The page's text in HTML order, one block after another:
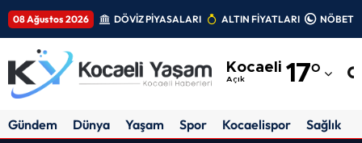
08 Ağustos 2026 DÖVİZ PİYASALARI ALTIN FİYATLARI
Kocaeli
Açık 17°
Adıyaman
Gündem Dünya Yaşam Spor Kocaelispor Sağlık